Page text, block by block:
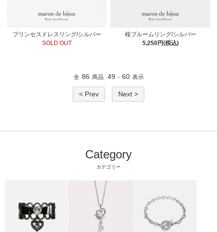
プリンセスドレスリング/シルバー
SOLD OUT
桜ブルームリング/シルバー
5,250円(税込)
全 86 商品 49 - 60 表示
< Prev Next >
Category
カテゴリー